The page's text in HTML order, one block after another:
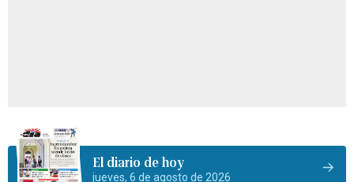
El diario de hoy
jueves, 6 de agosto de 2026